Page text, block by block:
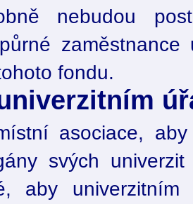
nebudou
fondu.
asociace,
svých
aby